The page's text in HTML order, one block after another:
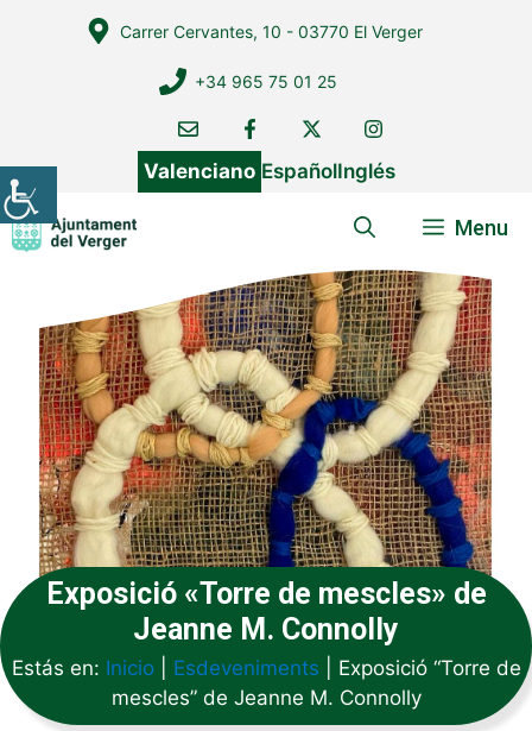
Carrer Cervantes, 10 - 03770 El Verger
+34 965 75 01 25
Valenciano EspañolInglés
Menu
Exposició «Torre de mescles» de
Jeanne M. Connolly
Estás en: Inicio| Esdeveniments
Exposició “Torre de
mescles” de Jeanne M. Connolly